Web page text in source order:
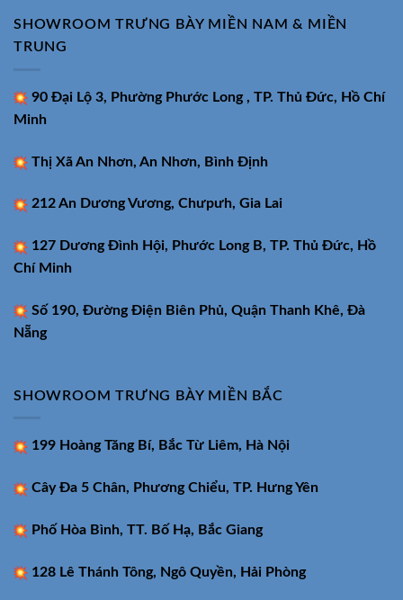
SHOWROOM TRƯNG BÀY MIỀN NAM & MIỀN
TRUNG
90 Đại Lộ 3, Phường Phước Long , TP. Thủ Đức, Hồ Chí
Minh
Thị Xã An Nhơn, An Nhơn, Bình Định
212 An Dương Vương, Chưpưh, Gia Lai
127 Dương Đình Hội, Phước Long B, TP. Thủ Đức, Hồ
Chí Minh
Số 190, Đường Điện Biên Phủ, Quận Thanh Khê, Đà
Nẵng
SHOWROOM TRƯNG BÀY MIỀN BẮC
199 Hoàng Tăng Bí, Bắc Từ Liêm, Hà Nội
Cây Đa 5 Chân, Phương Chiểu, TP. Hưng Yên
Phố Hòa Bình, TT. Bố Hạ, Bắc Giang
128 Lê Thánh Tông, Ngô Quyền, Hải Phòng